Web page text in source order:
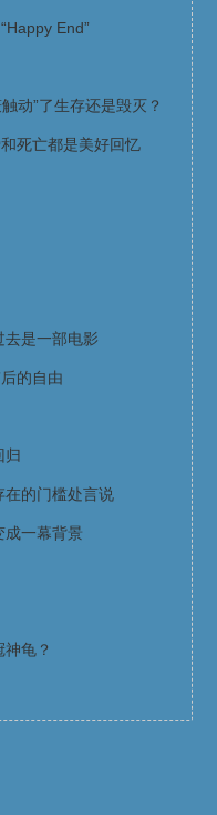
End”
触动”了生存还是毁灭？
死亡都是美好回忆
去是一部电影
的自由
归
在的门槛处言说
成一幕背景
龟？